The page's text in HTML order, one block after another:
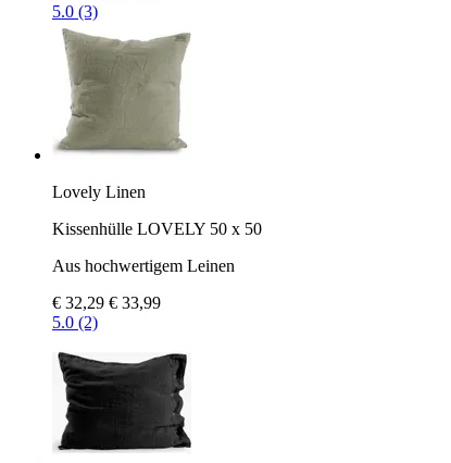
5.0 (3)
Lovely Linen
Kissenhülle LOVELY 50 x 50
Aus hochwertigem Leinen
€ 32,29 € 33,99
5.0 (2)